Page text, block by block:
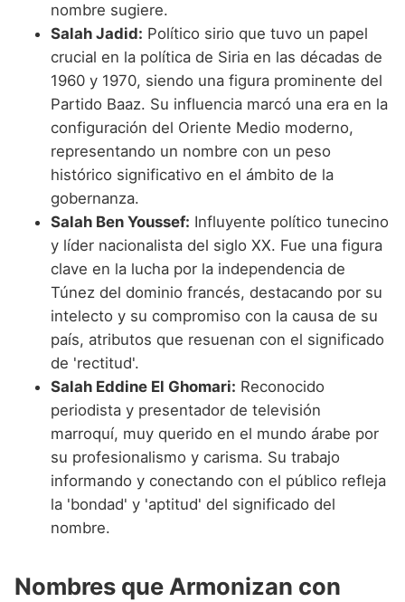
nombre sugiere.
Salah Jadid: Político sirio que tuvo un papel
crucial en la política de Siria en las décadas de
1960 y 1970, siendo una figura prominente del
Partido Baaz. Su influencia marcó una era en la
configuración del Oriente Medio moderno,
representando un nombre con un peso
histórico significativo en el ámbito de la
gobernanza.
Salah Ben Youssef: Influyente político tunecino
y líder nacionalista del siglo XX. Fue una figura
clave en la lucha por la independencia de
Túnez del dominio francés, destacando por su
intelecto y su compromiso con la causa de su
país, atributos que resuenan con el significado
de 'rectitud'.
Salah Eddine El Ghomari: Reconocido
periodista y presentador de televisión
marroquí, muy querido en el mundo árabe por
su profesionalismo y carisma. Su trabajo
informando y conectando con el público refleja
la 'bondad' y 'aptitud' del significado del
nombre.
Nombres que Armonizan con